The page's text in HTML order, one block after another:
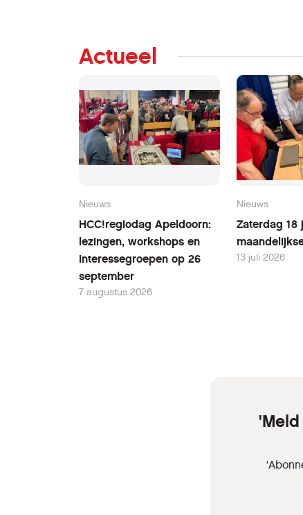
Actueel
Nieuws
HCC!regiodag Apeldoorn:
lezingen, workshops en
interessegroepen op 26
september
7 augustus 2026
Nieuws
Zaterdag 18
13 juli 2026